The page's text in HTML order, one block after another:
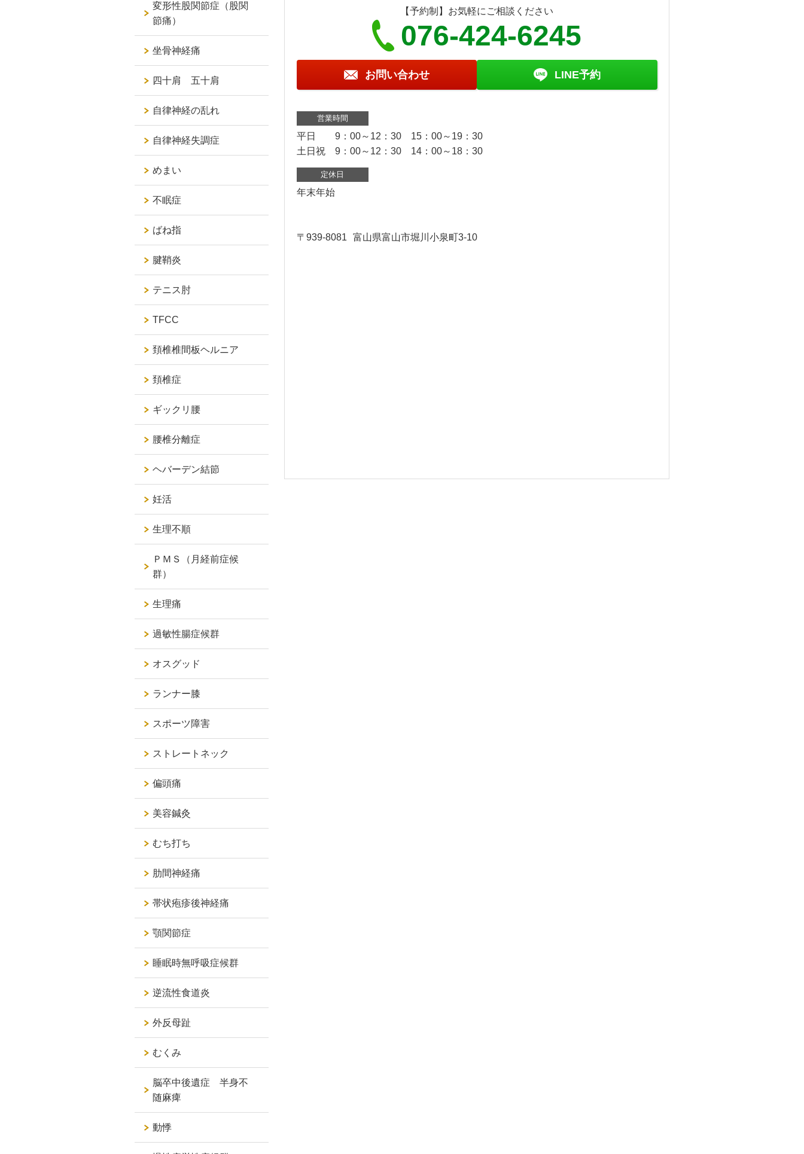
【予約制】お気軽にご相談ください
076-424-6245
お問い合わせ LINE予約
営業時間
平日 9：00～12：30 15：00～19：30
土日祝 9：00～12：30 14：00～18：30
定休日
年末年始
〒939-8081 富山県富山市堀川小泉町3-10
変形性股関節症（股関
節痛）
坐骨神経痛
四十肩 五十肩
自律神経の乱れ
自律神経失調症
めまい
不眠症
ばね指
腱鞘炎
テニス肘
TFCC
頚椎椎間板ヘルニア
頚椎症
ギックリ腰
腰椎分離症
ヘバーデン結節
妊活
生理不順
ＰＭＳ（月経前症候
群）
生理痛
過敏性腸症候群
オスグッド
ランナー膝
スポーツ障害
ストレートネック
偏頭痛
美容鍼灸
むち打ち
肋間神経痛
帯状疱疹後神経痛
顎関節症
睡眠時無呼吸症候群
逆流性食道炎
外反母趾
むくみ
脳卒中後遺症 半身不
随麻痺
動悸